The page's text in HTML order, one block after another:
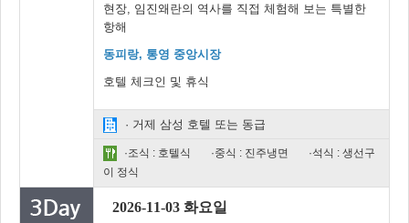
현장, 임진왜란의 역사를 직접 체험해 보는 특별한
항해
동피랑, 통영 중앙시장
호텔 체크인 및 휴식
· 거제 삼성 호텔 또는 동급
·조식 : 호텔식 ·중식 : 진주냉면
·석식 : 생선구
이 정식
2026-11-03 화요일